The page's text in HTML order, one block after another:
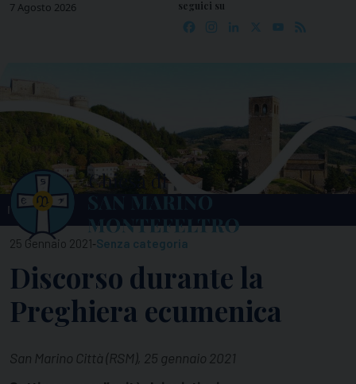
Skip7 Agosto 2026 seguici su
Facebook
Instagram
LinkedIn YouTube
MENU
25 Gennaio 2021-Senza categoria
Discorso durante la
Preghiera ecumenica
San Marino Città (RSM), 25 gennaio 2021